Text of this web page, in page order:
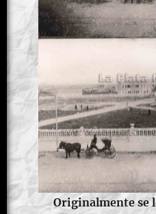
Originalmente se